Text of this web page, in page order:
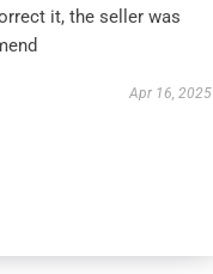
it, the seller was
Apr 16, 2025